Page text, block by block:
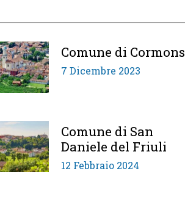
Comune di Cormons
7 Dicembre 2023
Comune di San
Daniele del Friuli
12 Febbraio 2024